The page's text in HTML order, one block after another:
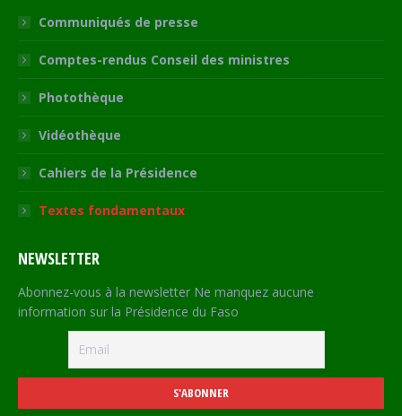
Communiqués de presse
Comptes-rendus Conseil des ministres
Photothèque
Vidéothèque
Cahiers de la Présidence
Textes fondamentaux
NEWSLETTER
Abonnez-vous à la newsletter Ne manquez aucune
information sur la Présidence du Faso